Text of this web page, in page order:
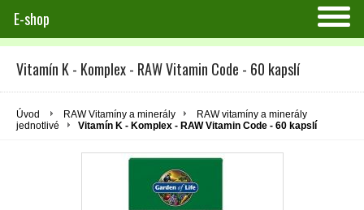
E-shop
Vitamín K - Komplex - RAW Vitamin Code - 60 kapslí
Úvod RAW Vitamíny a minerály
RAW vitamíny a minerály
jednotlivé
Vitamín K - Komplex - RAW Vitamin Code - 60 kapslí